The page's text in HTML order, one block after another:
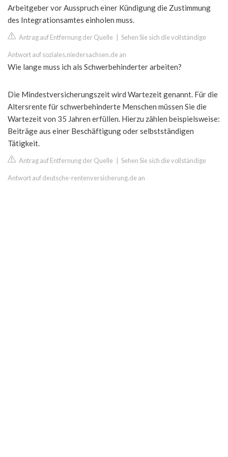
Arbeitgeber vor Ausspruch einer Kündigung die Zustimmung
des Integrationsamtes einholen muss.
Antrag auf Entfernung der Quelle Sehen Sie sich die vollständige
Antwort auf soziales.niedersachsen.de an
Wie lange muss ich als Schwerbehinderter arbeiten?
Die Mindestversicherungszeit wird Wartezeit genannt. Für die
Altersrente für schwerbehinderte Menschen müssen Sie die
Wartezeit von 35 Jahren erfüllen. Hierzu zählen beispielsweise:
Beiträge aus einer Beschäftigung oder selbstständigen
Tätigkeit.
Antrag auf Entfernung der Quelle Sehen Sie sich die vollständige
Antwort auf deutsche-rentenversicherung.de an